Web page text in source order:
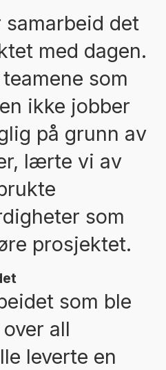
samarbeid det
med dagen.
som
ikke jobber
på grunn av
lærte vi av
som
prosjektet.
som ble
all
leverte en